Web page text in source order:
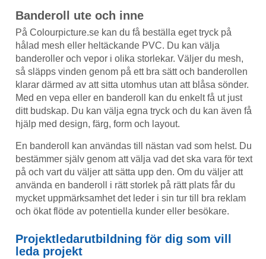
Banderoll ute och inne
På Colourpicture.se kan du få beställa eget tryck på
hålad mesh eller heltäckande PVC. Du kan välja
banderoller och vepor i olika storlekar. Väljer du mesh,
så släpps vinden genom på ett bra sätt och banderollen
klarar därmed av att sitta utomhus utan att blåsa sönder.
Med en vepa eller en banderoll kan du enkelt få ut just
ditt budskap. Du kan välja egna tryck och du kan även få
hjälp med design, färg, form och layout.
En banderoll kan användas till nästan vad som helst. Du
bestämmer själv genom att välja vad det ska vara för text
på och vart du väljer att sätta upp den. Om du väljer att
använda en banderoll i rätt storlek på rätt plats får du
mycket uppmärksamhet det leder i sin tur till bra reklam
och ökat flöde av potentiella kunder eller besökare.
Projektledarutbildning för dig som vill
leda projekt